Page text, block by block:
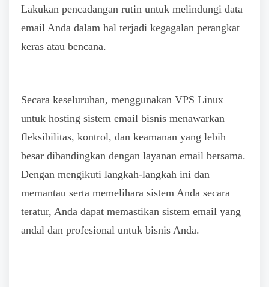
Lakukan pencadangan rutin untuk melindungi data
email Anda dalam hal terjadi kegagalan perangkat
keras atau bencana.
Secara keseluruhan, menggunakan VPS Linux
untuk hosting sistem email bisnis menawarkan
fleksibilitas, kontrol, dan keamanan yang lebih
besar dibandingkan dengan layanan email bersama.
Dengan mengikuti langkah-langkah ini dan
memantau serta memelihara sistem Anda secara
teratur, Anda dapat memastikan sistem email yang
andal dan profesional untuk bisnis Anda.